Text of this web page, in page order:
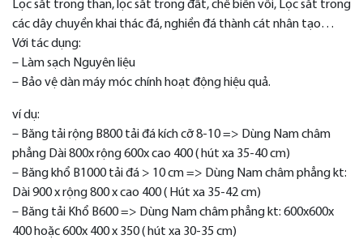
Lọc sắt trong than, lọc sắt trong đất, chế biến vôi, Lọc sắt trong
các dây chuyền khai thác đá, nghiền đá thành cát nhân tạo…
Với tác dụng:
– Làm sạch Nguyên liệu
– Bảo vệ dàn máy móc chính hoạt động hiệu quả.
ví dụ:
– Băng tải rộng B800 tải đá kích cỡ 8-10 => Dùng Nam châm
phẳng Dài 800x rộng 600x cao 400 ( hút xa 35-40 cm)
– Băng khổ B1000 tải đá > 10 cm => Dùng Nam châm phẳng kt:
Dài 900 x rộng 800 x cao 400 ( Hút xa 35-42 cm)
– Băng tải Khổ B600 => Dùng Nam châm phẳng kt: 600x600x
400 hoặc 600x 400 x 350 ( hút xa 30-35 cm)